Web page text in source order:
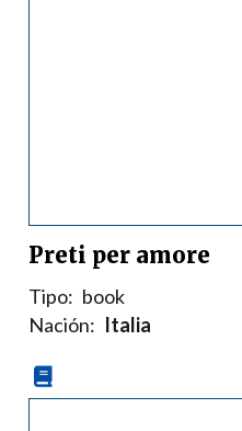
Preti per amore
Tipo: book
Nación: Italia